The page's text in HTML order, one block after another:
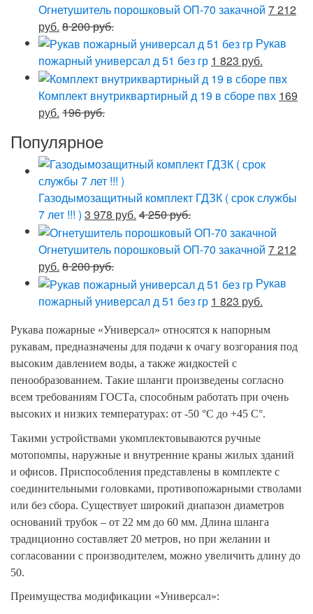
Огнетушитель порошковый ОП-70 закачной 7 212
руб. 8 200 руб.
Рукав
пожарный универсал д 51 без гр 1 823 руб.
Комплект внутриквартирный д 19 в сборе пвх 169
руб. 196 руб.
Популярное
Газодымозащитный комплект ГДЗК ( срок службы
7 лет !!! ) 3 978 руб. 4 250 руб.
Огнетушитель порошковый ОП-70 закачной 7 212
руб. 8 200 руб.
Рукав
пожарный универсал д 51 без гр 1 823 руб.
Рукава пожарные «Универсал» относятся к напорным
рукавам, предназначены для подачи к очагу возгорания под
высоким давлением воды, а также жидкостей с
пенообразованием. Такие шланги произведены согласно
всем требованиям ГОСТа, способным работать при очень
высоких и низких температурах: от -50 °C до +45 С°.
Такими устройствами укомплектовываются ручные
мотопомпы, наружные и внутренние краны жилых зданий
и офисов. Приспособления представлены в комплекте с
соединительными головками, противопожарными стволами
или без сбора. Существует широкий диапазон диаметров
оснований трубок – от 22 мм до 60 мм. Длина шланга
традиционно составляет 20 метров, но при желании и
согласовании с производителем, можно увеличить длину до
50.
Преимущества модификации «Универсал»: